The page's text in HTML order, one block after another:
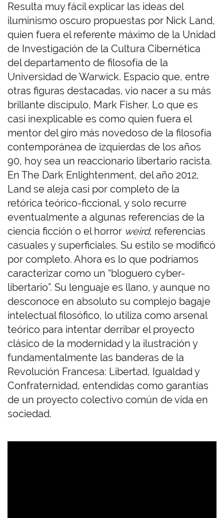
Resulta muy fácil explicar las ideas del
iluminismo oscuro propuestas por Nick Land,
quien fuera el referente máximo de la Unidad
de Investigación de la Cultura Cibernética
del departamento de filosofía de la
Universidad de Warwick. Espacio que, entre
otras figuras destacadas, vio nacer a su más
brillante discípulo, Mark Fisher. Lo que es
casi inexplicable es como quien fuera el
mentor del giro más novedoso de la filosofía
contemporánea de izquierdas de los años
90, hoy sea un reaccionario libertario racista.
En The Dark Enlightenment, del año 2012,
Land se aleja casi por completo de la
retórica teórico-ficcional, y solo recurre
eventualmente a algunas referencias de la
ciencia ficción o el horror weird, referencias
casuales y superficiales. Su estilo se modificó
por completo. Ahora es lo que podríamos
caracterizar como un “bloguero cyber-
libertario”. Su lenguaje es llano, y aunque no
desconoce en absoluto su complejo bagaje
intelectual filosófico, lo utiliza como arsenal
teórico para intentar derribar el proyecto
clásico de la modernidad y la ilustración y
fundamentalmente las banderas de la
Revolución Francesa: Libertad, Igualdad y
Confraternidad, entendidas como garantías
de un proyecto colectivo común de vida en
sociedad.